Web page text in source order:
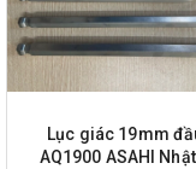
Lục giác 19mm
AQ1900 ASAHI